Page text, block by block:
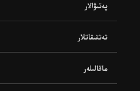
پەتىۋالار
تەتقىقاتلار
ماقالىلەر